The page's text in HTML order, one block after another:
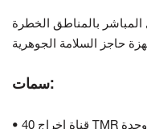
المباشر بالمناطق الخطرة
سمات: